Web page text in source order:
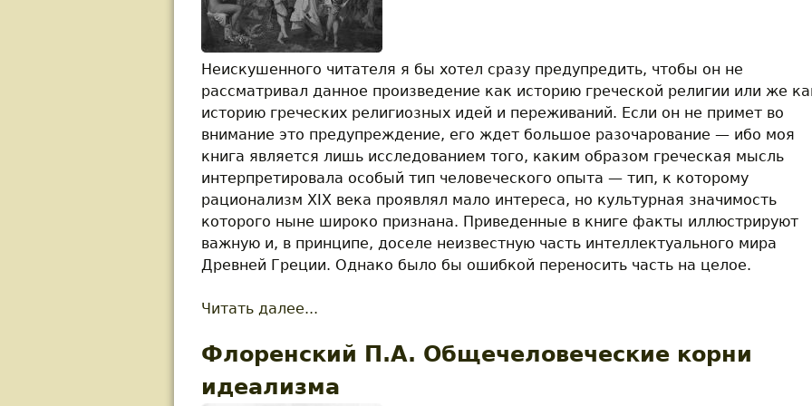
Неискушенного читателя я бы хотел сразу предупредить, чтобы он не
рассматривал данное произведение как историю греческой религии или же
историю греческих религиозных идей и переживаний. Если он не примет во
внимание это предупреждение, его ждет большое разочарование — ибо моя
книга является лишь исследованием того, каким образом греческая мысль
интерпретировала особый тип человеческого опыта — тип, к которому
рационализм XIX века проявлял мало интереса, но культурная значимость
которого ныне широко признана. Приведенные в книге факты иллюстрируют
важную и, в принципе, доселе неизвестную часть интеллектуального мира
Древней Греции. Однако было бы ошибкой переносить часть на целое.
Читать далее...
Флоренский П.А. Общечеловеческие корни
идеализма